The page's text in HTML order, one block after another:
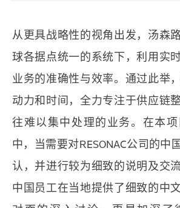
从更具战略性的视角出发，汤森
球各据点统一的系统下，利用实
业务的准确性与效率。通过此举
动力和时间，全力专注于供应链
往难以集中处理的业务。在本
中，当需要对RESONAC公司的中
认，并进行较为细致的说明及交
中国员工在当地提供了细致的中